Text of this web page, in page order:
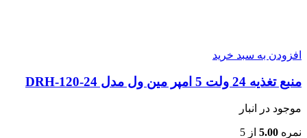
افزودن به سبد خرید
منبع تغذیه 24 ولت 5 امپر مین ول مدل DRH-120-24
موجود در انبار
نمره 5.00 از 5